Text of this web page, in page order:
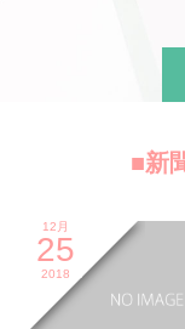
■新
12月
25
2018